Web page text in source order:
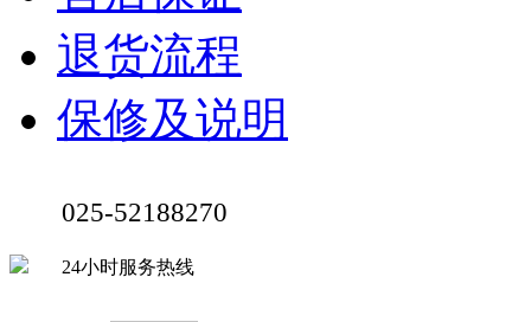
退货流程
保修及说明
025-52188270
24小时服务热线